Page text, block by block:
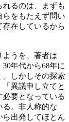
るのは、まずも
をもたえず問い
在しているから
うを、著者は
年代から68年に
しかしその探索
異議申し立てと
要となっている
る。非人称的な
ら出発してほとん